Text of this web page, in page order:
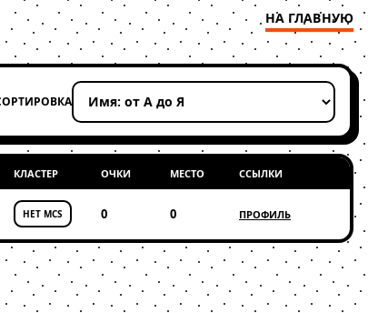
НА ГЛАВНУЮ
сортировку
КЛАСТЕР ОЧКИ МЕСТО ССЫЛКИ
НЕТ MCS 0 0 ПРОФИЛЬ